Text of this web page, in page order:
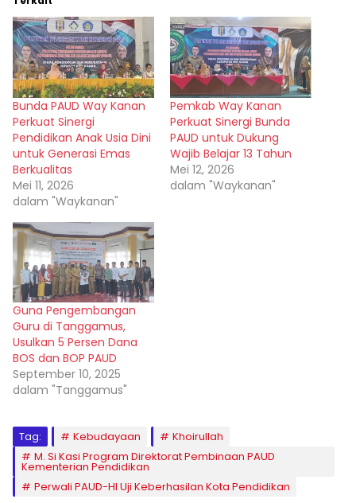
Bunda PAUD Way Kanan
Perkuat Sinergi
Pendidikan Anak Usia Dini
untuk Generasi Emas
Berkualitas
Mei 11, 2026
dalam "Waykanan"
Pemkab Way Kanan
Perkuat Sinergi Bunda
PAUD untuk Dukung
Wajib Belajar 13 Tahun
Mei 12, 2026
dalam "Waykanan"
Guna Pengembangan
Guru di Tanggamus,
Usulkan 5 Persen Dana
BOS dan BOP PAUD
September 10, 2025
dalam "Tanggamus"
Tag: Kebudayaan
Khoirullah
M. Si Kasi Program Direktorat Pembinaan PAUD
Kementerian Pendidikan
Perwali PAUD-HI Uji Keberhasilan Kota Pendidikan